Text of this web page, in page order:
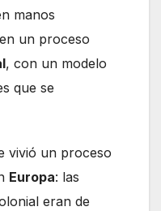
manos
un proceso
, con un modelo
que se
vivió un proceso
Europa: las
eran de